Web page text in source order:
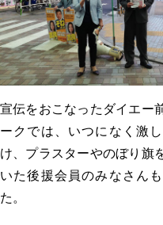
宣伝をおこなったダイエー
ークでは、いつになく激
け、プラスターやのぼり旗
いた後援会員のみなさん
た。